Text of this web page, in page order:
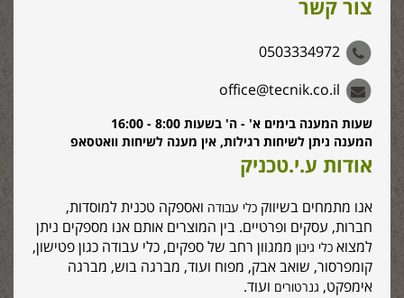
צור קשר
0503334972
office@tecnik.co.il
שעות המענה בימים א' - ה' בשעות 8:00 - 16:00
המענה ניתן לשיחות רגילות, אין מענה לשיחות וואטסאפ
אודות ע.י.טכניק
אנו מתמחים בשיווק כלי עבודה ואספקה טכנית למוסדות,
חברות, עסקים ופרטיים. בין המוצרים אותם אנו מספקים ניתן
למצוא כלי גינון ממגוון רחב של ספקים, כלי עבודה כגון פטישון,
קומפרסור, שואב אבק, מפוח ועוד, מברגה בוש, מברגה
אימפקט, גנרטורים ועוד.